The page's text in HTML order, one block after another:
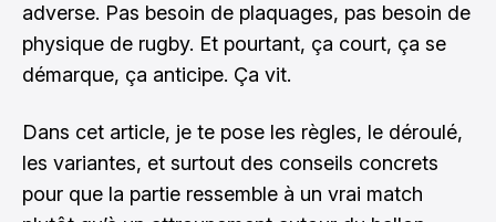
adverse. Pas besoin de plaquages, pas besoin de
physique de rugby. Et pourtant, ça court, ça se
démarque, ça anticipe. Ça vit.
Dans cet article, je te pose les règles, le déroulé,
les variantes, et surtout des conseils concrets
pour que la partie ressemble à un vrai match